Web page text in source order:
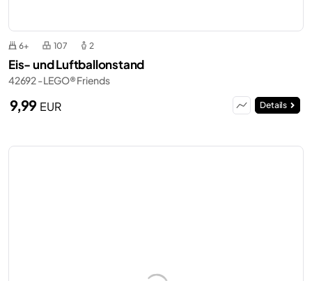
6+ 107 2
Eis- und Luftballonstand
42692 - LEGO® Friends
9,99 EUR Details